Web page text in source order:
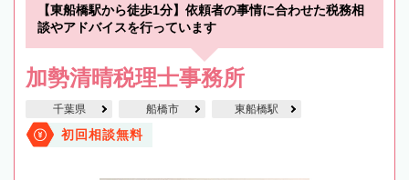
【東船橋駅から徒歩1分】依頼者の事情に合わせた税務相
談やアドバイスを行っています
加勢清晴税理士事務所
千葉県 船橋市 東船橋駅
初回相談無料